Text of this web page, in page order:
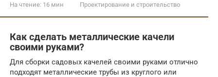
На чтение: 16 мин Проектирование и строительство
Как сделать металлические качели
своими руками?
Для сборки садовых качелей своими руками отлично
подходят металлические трубы из круглого или